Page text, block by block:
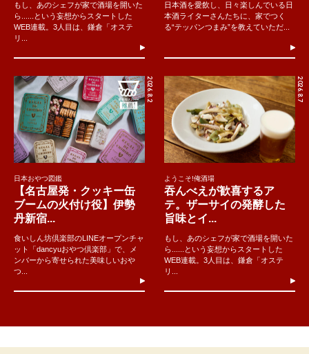
もし、あのシェフが家で酒場を開いた
ら......という妄想からスタートした
WEB連載。3人目は、鎌倉「オステ
リ...
日本酒を愛飲し、日々楽しんでいる日
本酒ライターさんたちに、家でつく
る“テッパンつまみ”を教えていただ...
2026.8.2
日本おやつ図鑑
【名古屋発・クッキー缶
ブームの火付け役】伊勢
丹新宿...
食いしん坊倶楽部のLINEオープンチャ
ット「dancyuおやつ倶楽部」で、メ
ンバーから寄せられた美味しいおや
つ...
2026.8.7
ようこそ!俺酒場
吞んべえが歓喜するア
テ。ザーサイの発酵した
旨味とイ...
もし、あのシェフが家で酒場を開いた
ら......という妄想からスタートした
WEB連載。3人目は、鎌倉「オステ
リ...